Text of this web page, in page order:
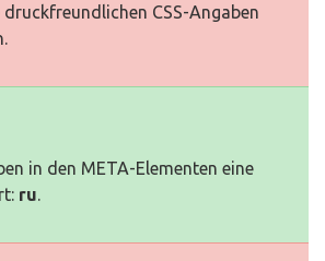
CSS-Angaben
in den META-Elementen eine
ru.